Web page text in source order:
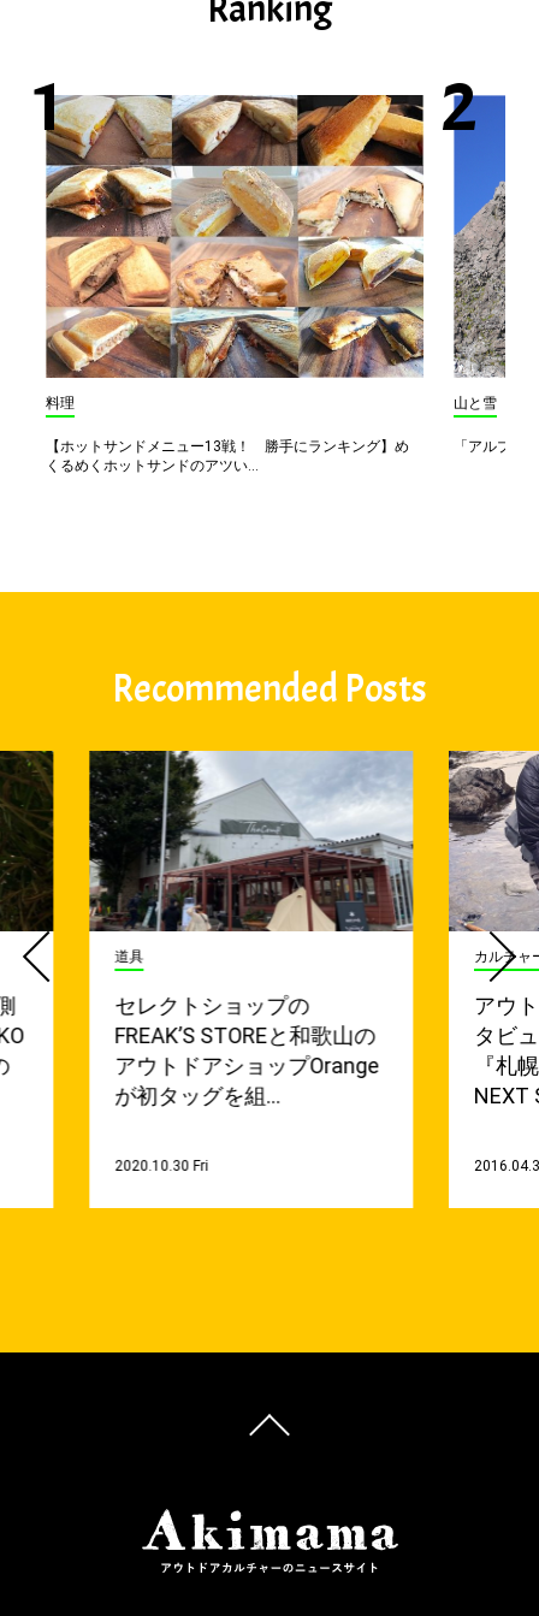
料理
【ホットサンドメニュー13戦！ 勝手にランキング】め
くるめくホットサンドのアツい...
山と雪
「アルプス
Recommended Posts
道具
セレクトショップの
FREAK’S STOREと和歌山の
アウトドアショップOrange
が初タッグを組…
2020.10.30 Fri
カルチャ
アウ
タビ
『札
NEXT